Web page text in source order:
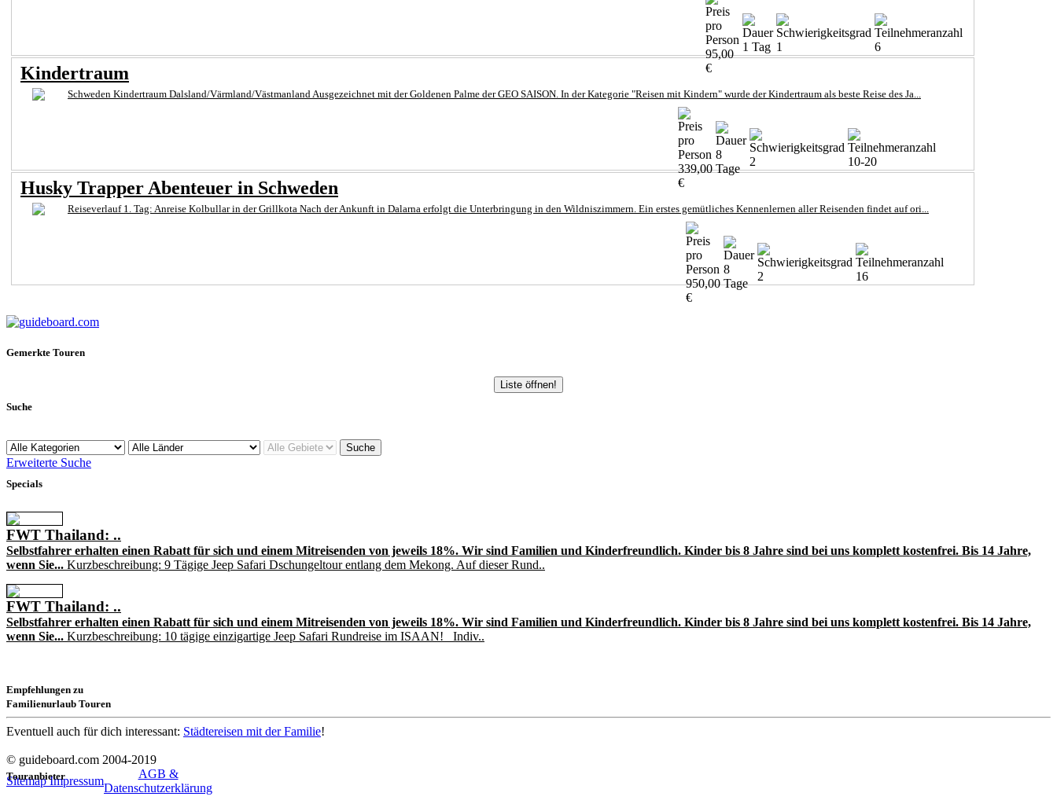
95,00
€
1 Tag 1 6
Kindertraum
Schweden Kindertraum Dalsland/Värmland/Västmanland Ausgezeichnet mit der Goldenen Palme der GEO SAISON. In der Kategorie "Reisen mit Kindern" wurde der Kindertraum als beste Reise des Ja...
339,00
€
8
Tage
2 10-20
Husky Trapper Abenteuer in Schweden
Reiseverlauf 1. Tag: Anreise Kolbullar in der Grillkota Nach der Ankunft in Dalarna erfolgt die Unterbringung in den Wildniszimmern. Ein erstes gemütliches Kennenlernen aller Reisenden findet auf ori...
950,00
€
8
Tage
2 16
Gemerkte Touren
Liste öffnen!
Suche
Erweiterte Suche
Specials
FWT Thailand: ..
Selbstfahrer erhalten einen Rabatt für sich und einem Mitreisenden von jeweils 18%. Wir sind Familien und Kinderfreundlich. Kinder bis 8 Jahre sind bei uns komplett kostenfrei. Bis 14 Jahre,
wenn Sie... Kurzbeschreibung: 9 Tägige Jeep Safari Dschungeltour entlang dem Mekong. Auf dieser Rund..
FWT Thailand: ..
Selbstfahrer erhalten einen Rabatt für sich und einem Mitreisenden von jeweils 18%. Wir sind Familien und Kinderfreundlich. Kinder bis 8 Jahre sind bei uns komplett kostenfrei. Bis 14 Jahre,
wenn Sie... Kurzbeschreibung: 10 tägige einzigartige Jeep Safari Rundreise im ISAAN! Indiv..
Empfehlungen zu
Familienurlaub Touren
Eventuell auch für dich interessant: Städtereisen mit der Familie!
Touranbieter
© guideboard.com 2004-2019
SitemapImpressum
AGB &
Datenschutzerklärung